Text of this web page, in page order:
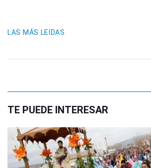
LAS MÁS LEIDAS
TE PUEDE INTERESAR